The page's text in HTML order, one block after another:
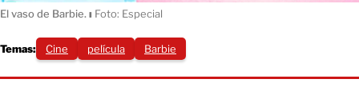
El vaso de Barbie. ı Foto: Especial
Temas: Cine película Barbie